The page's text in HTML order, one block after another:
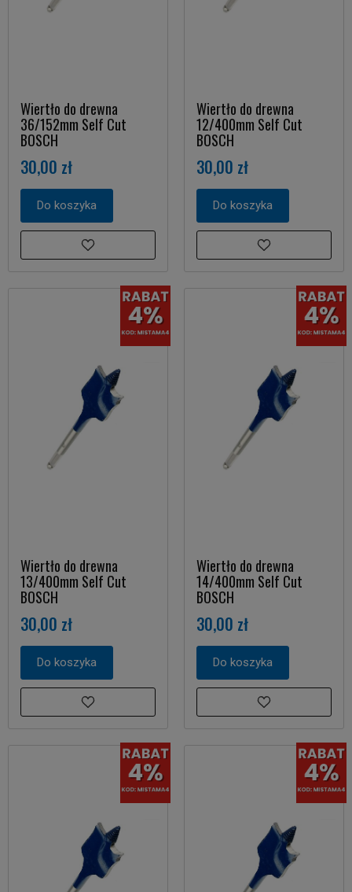
Wiertło do drewna
36/152mm Self Cut
BOSCH
30,00 zł
Do koszyka
Wiertło do drewna
12/400mm Self Cut
BOSCH
30,00 zł
Do koszyka
Wiertło do drewna
13/400mm Self Cut
BOSCH
30,00 zł
Do koszyka
Wiertło do drewna
14/400mm Self Cut
BOSCH
30,00 zł
Do koszyka